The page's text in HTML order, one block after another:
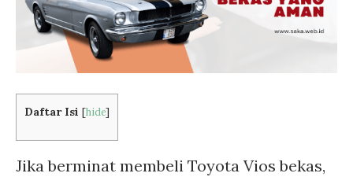
Daftar Isi [hide]
Jika berminat membeli Toyota Vios bekas,